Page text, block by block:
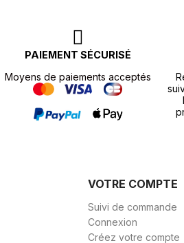
PAIEMENT SÉCURISÉ
Moyens de paiements acceptés
VOTRE COMPTE
Suivi de commande
Connexion
Créez votre compte